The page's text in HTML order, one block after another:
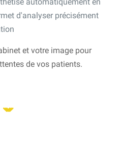
d'analyser précisément
et votre image pour
de vos patients.